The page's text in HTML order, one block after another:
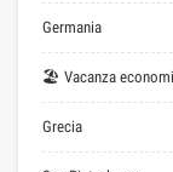
Germania
🏖 Vacanza
Grecia